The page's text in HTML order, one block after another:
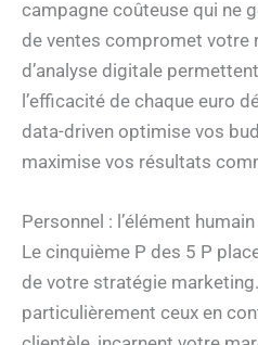
campagne coûteuse qui ne
de ventes compromet votre
d’analyse digitale
l’efficacité de chaque euro
data-driven optimise vos
maximise vos résultats
Personnel : l’élément
Le cinquième P des 5 P
de votre stratégie
particulièrement ceux en